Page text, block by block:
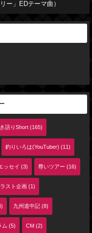
リー」EDテーマ曲）
語りShort (165)
釣りいろは(YouTuber) (11)
ッセイ (3) 尊いツアー (16)
スト企画 (1)
九州道中記 (8)
ム (5) CM (2)